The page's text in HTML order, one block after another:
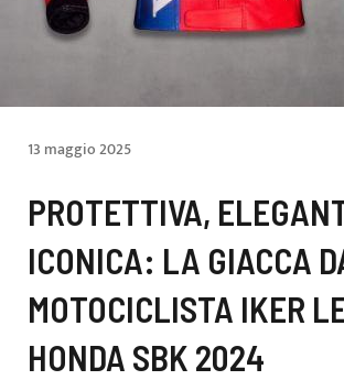
13 maggio 2025
PROTETTIVA,
ICONICA: LA GIACCA
MOTOCICLISTA IKER
HONDA SBK 2024